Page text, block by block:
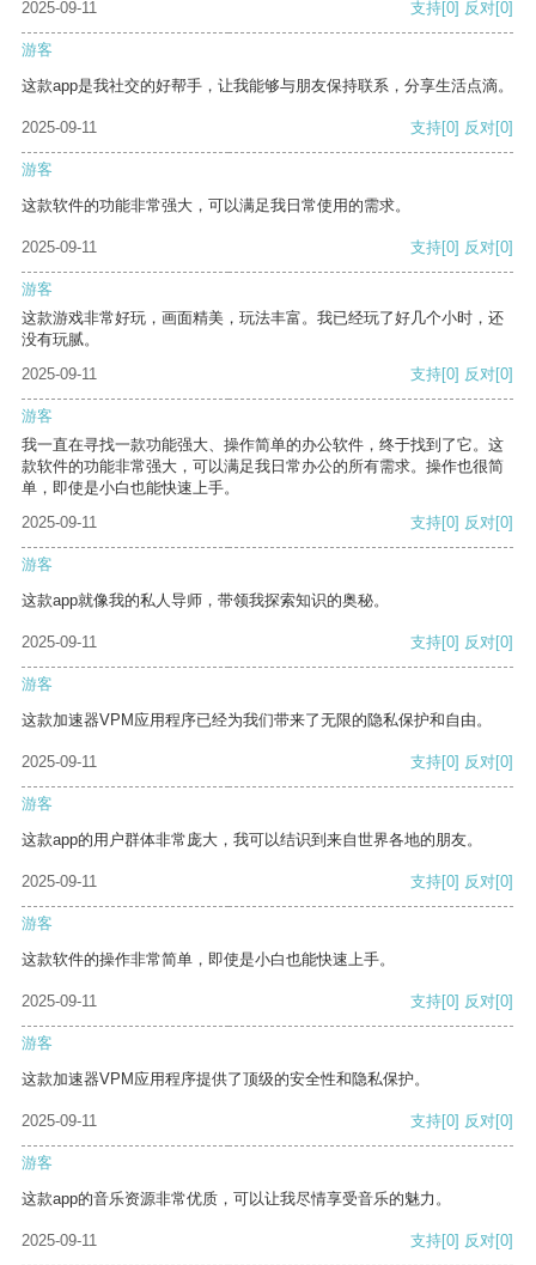
2025-09-11
支持[0] 反对[0]
游客
这款app是我社交的好帮手，让我能够与朋友保持联系，分享生活点滴。
2025-09-11 支持[0] 反对[0]
游客
这款软件的功能非常强大，可以满足我日常使用的需求。
2025-09-11 支持[0] 反对[0]
游客
这款游戏非常好玩，画面精美，玩法丰富。我已经玩了好几个小时，还
没有玩腻。
2025-09-11
支持[0] 反对[0]
游客
我一直在寻找一款功能强大、操作简单的办公软件，终于找到了它。这
款软件的功能非常强大，可以满足我日常办公的所有需求。操作也很简
单，即使是小白也能快速上手。
2025-09-11
支持[0] 反对[0]
游客
这款app就像我的私人导师，带领我探索知识的奥秘。
2025-09-11 支持[0] 反对[0]
游客
这款加速器VPM应用程序已经为我们带来了无限的隐私保护和自由。
2025-09-11 支持[0] 反对[0]
游客
这款app的用户群体非常庞大，我可以结识到来自世界各地的朋友。
2025-09-11 支持[0] 反对[0]
游客
这款软件的操作非常简单，即使是小白也能快速上手。
2025-09-11 支持[0] 反对[0]
游客
这款加速器VPM应用程序提供了顶级的安全性和隐私保护。
2025-09-11 支持[0] 反对[0]
游客
这款app的音乐资源非常优质，可以让我尽情享受音乐的魅力。
2025-09-11 支持[0] 反对[0]